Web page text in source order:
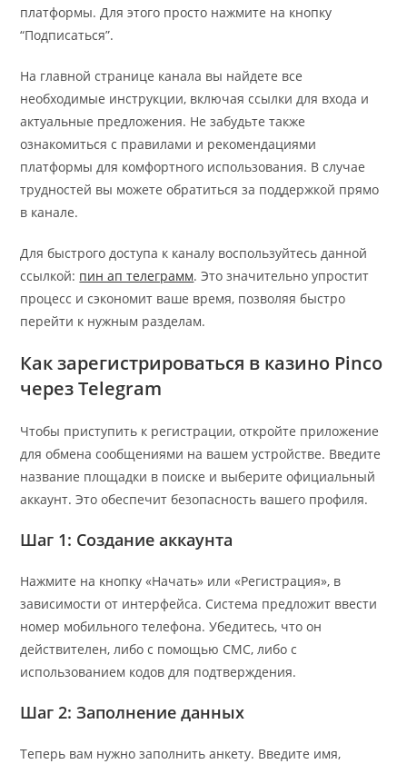
платформы. Для этого просто нажмите на кнопку
“Подписаться”.
На главной странице канала вы найдете все
необходимые инструкции, включая ссылки для входа и
актуальные предложения. Не забудьте также
ознакомиться с правилами и рекомендациями
платформы для комфортного использования. В случае
трудностей вы можете обратиться за поддержкой прямо
в канале.
Для быстрого доступа к каналу воспользуйтесь данной
ссылкой: пин ап телеграмм. Это значительно упростит
процесс и сэкономит ваше время, позволяя быстро
перейти к нужным разделам.
Как зарегистрироваться в казино Pinco
через Telegram
Чтобы приступить к регистрации, откройте приложение
для обмена сообщениями на вашем устройстве. Введите
название площадки в поиске и выберите официальный
аккаунт. Это обеспечит безопасность вашего профиля.
Шаг 1: Создание аккаунта
Нажмите на кнопку «Начать» или «Регистрация», в
зависимости от интерфейса. Система предложит ввести
номер мобильного телефона. Убедитесь, что он
действителен, либо с помощью СМС, либо с
использованием кодов для подтверждения.
Шаг 2: Заполнение данных
Теперь вам нужно заполнить анкету. Введите имя,